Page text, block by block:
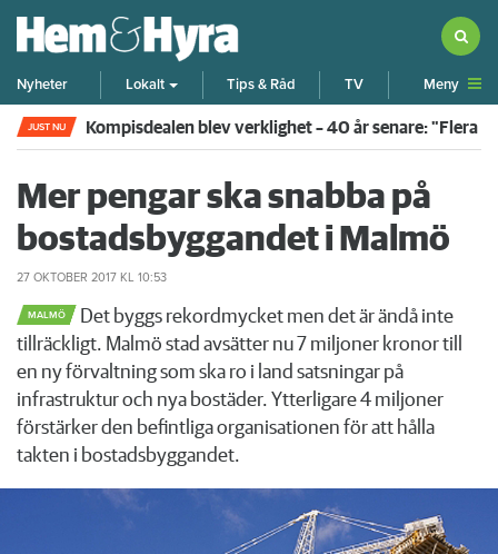
Nyheter Lokalt Tips & Råd TV Meny
JUST NU Kompisdealen blev verklighet – 40 år senare: "Flera
Mer pengar ska snabba på
bostadsbyggandet i Malmö
27 OKTOBER 2017 KL 10:53
MALMÖ
Det byggs rekordmycket men det är ändå inte
tillräckligt. Malmö stad avsätter nu 7 miljoner kronor till
en ny förvaltning som ska ro i land satsningar på
infrastruktur och nya bostäder. Ytterligare 4 miljoner
förstärker den befintliga organisationen för att hålla
takten i bostadsbyggandet.